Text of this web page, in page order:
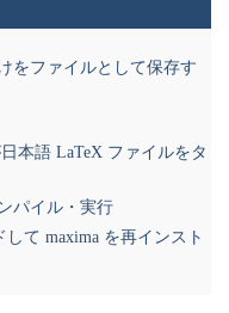
をファイルとして保存す
本語 LaTeX ファイルをタ
パイル・実行
て maxima を再インスト